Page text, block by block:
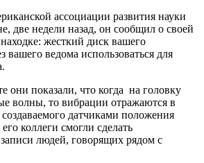
ассоциации развития науки
две недели назад, он сообщил о своей
жесткий диск вашего
вашего ведома использоваться для
они показали, что когда на головку
волны, то вибрации отражаются в
датчиками положения
коллеги смогли сделать
людей, говорящих рядом с